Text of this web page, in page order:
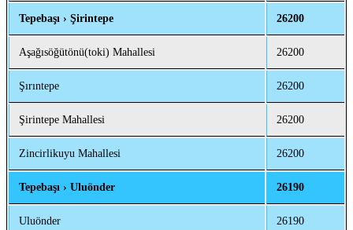
Tepebaşı › Şirintepe 26200
Aşağısöğütönü(toki) Mahallesi 26200
Şırıntepe 26200
Şirintepe Mahallesi 26200
Zincirlikuyu Mahallesi 26200
Tepebaşı › Uluönder 26190
Uluönder 26190